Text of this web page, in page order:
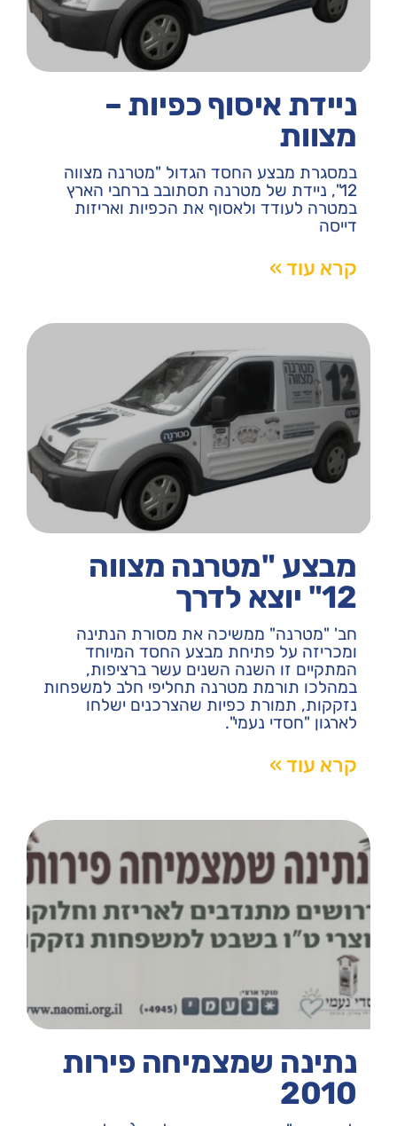
ניידת איסוף כפיות –
מצוות
במסגרת מבצע החסד הגדול "מטרנה מצווה
12", ניידת של מטרנה תסתובב ברחבי הארץ
במטרה לעודד ולאסוף את הכפיות ואריזות
דייסה
קרא עוד »
מבצע "מטרנה מצווה
12" יוצא לדרך
חב' "מטרנה" ממשיכה את מסורת הנתינה
ומכריזה על פתיחת מבצע החסד המיוחד
המתקיים זו השנה השנים עשר ברציפות,
במהלכו תורמת מטרנה תחליפי חלב למשפחות
נזקקות, תמורת כפיות שהצרכנים ישלחו
לארגון "חסדי נעמי".
קרא עוד »
נתינה שמצמיחה פירות
2010